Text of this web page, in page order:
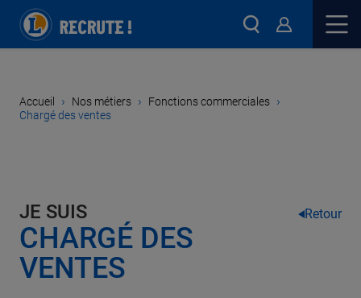
Accueil › Nos métiers › Fonctions commerciales ›
Chargé des ventes
JE SUIS
CHARGÉ DES
VENTES
Retour